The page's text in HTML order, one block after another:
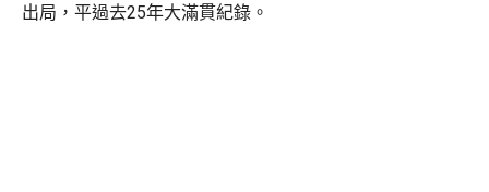
出局，平過去25年大滿貫紀錄。